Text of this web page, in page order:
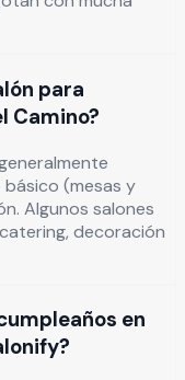
para
Camino?
básico (mesas y
Algunos salones
decoración
en